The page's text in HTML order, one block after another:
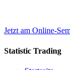
Jetzt am Online-
Statistic Trading